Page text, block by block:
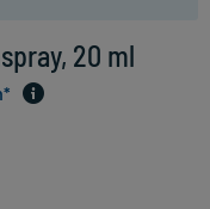
20 ml